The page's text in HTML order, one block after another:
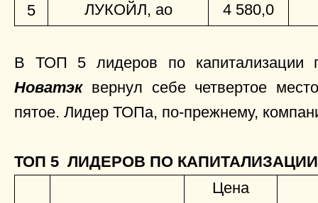
5
ЛУКОЙЛ, ао 4 580,0
В ТОП 5 лидеров по капитализации
Новатэквернул себе четвертое
пятое. Лидер ТОПа, по-прежнему,
ТОП 5 ЛИДЕРОВ ПО КАПИТАЛИЗАЦИИ
Цена